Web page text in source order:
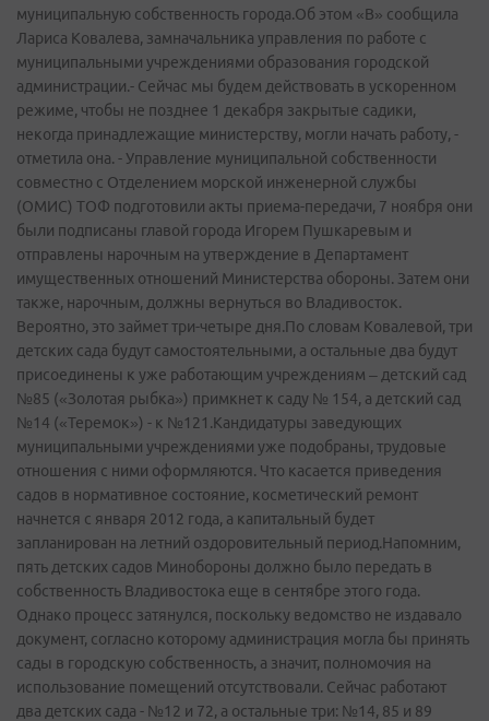
муниципальную собственность города.Об этом «В» сообщила
Лариса Ковалева, замначальника управления по работе с
муниципальными учреждениями образования городской
администрации.- Сейчас мы будем действовать в ускоренном
режиме, чтобы не позднее 1 декабря закрытые садики,
некогда принадлежащие министерству, могли начать работу, -
отметила она. - Управление муниципальной собственности
совместно с Отделением морской инженерной службы
(ОМИС) ТОФ подготовили акты приема-передачи, 7 ноября они
были подписаны главой города Игорем Пушкаревым и
отправлены нарочным на утверждение в Департамент
имущественных отношений Министерства обороны. Затем они
также, нарочным, должны вернуться во Владивосток.
Вероятно, это займет три-четыре дня.По словам Ковалевой, три
детских сада будут самостоятельными, а остальные два будут
присоединены к уже работающим учреждениям – детский сад
№85 («Золотая рыбка») примкнет к саду № 154, а детский сад
№14 («Теремок») - к №121.Кандидатуры заведующих
муниципальными учреждениями уже подобраны, трудовые
отношения с ними оформляются. Что касается приведения
садов в нормативное состояние, косметический ремонт
начнется с января 2012 года, а капитальный будет
запланирован на летний оздоровительный период.Напомним,
пять детских садов Минобороны должно было передать в
собственность Владивостока еще в сентябре этого года.
Однако процесс затянулся, поскольку ведомство не издавало
документ, согласно которому администрация могла бы принять
сады в городскую собственность, а значит, полномочия на
использование помещений отсутствовали. Сейчас работают
два детских сада - №12 и 72, а остальные три: №14, 85 и 89